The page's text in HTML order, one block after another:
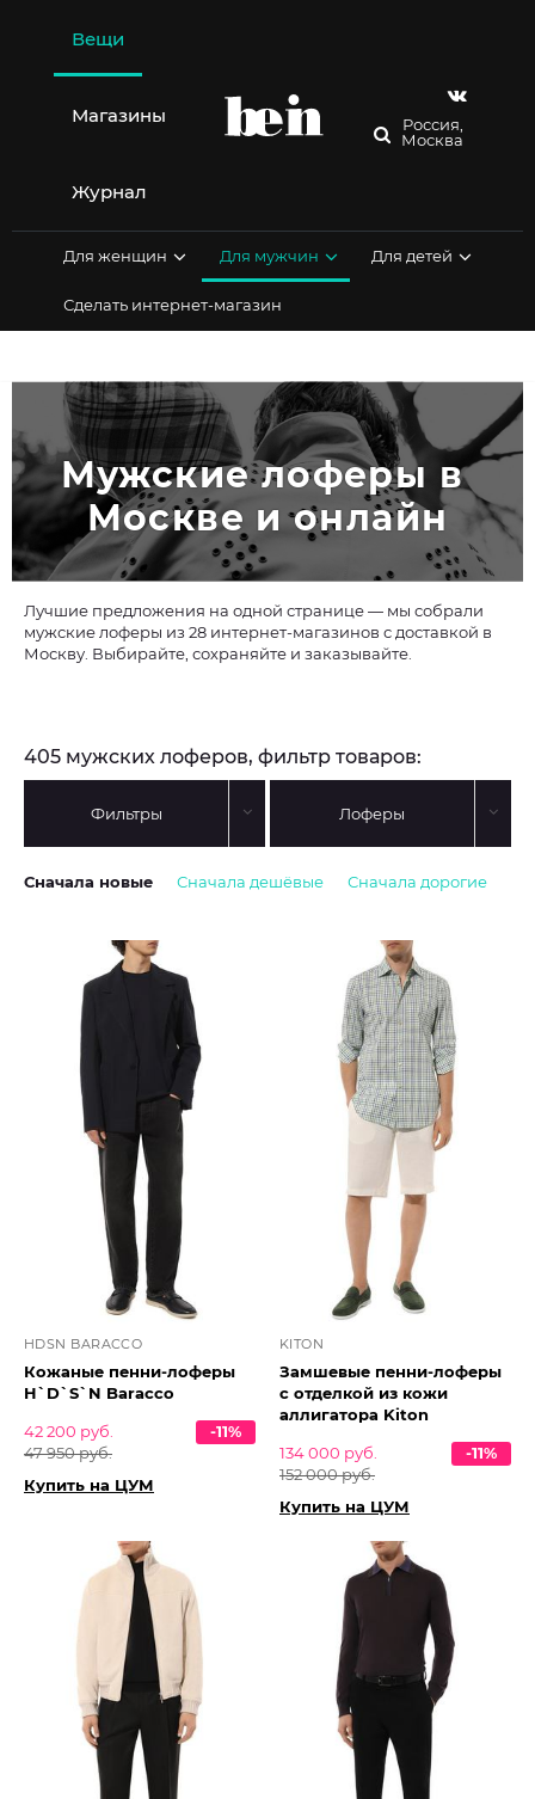
содержимому
Вещи
Магазины
Журнал
Россия,
Москва
Для женщин Для мужчин Для детей
Сделать интернет-магазин
Мужские лоферы в
Москве и онлайн
Лучшие предложения на одной странице — мы собрали
мужские лоферы из 28 интернет-магазинов с доставкой в
Москву. Выбирайте, сохраняйте и заказывайте.
405 мужских лоферов, фильтр товаров:
Фильтры Лоферы
Сначала новые Сначала дешёвые Сначала дорогие
HDSN BARACCO
Кожаные пенни-лоферы
H`D`S`N Baracco
42 200 руб.
47 950 руб.
-11%
Купить на ЦУМ
KITON
Замшевые пенни-лоферы
с отделкой из кожи
аллигатора Kiton
134 000 руб.
152 000 руб.
-11%
Купить на ЦУМ